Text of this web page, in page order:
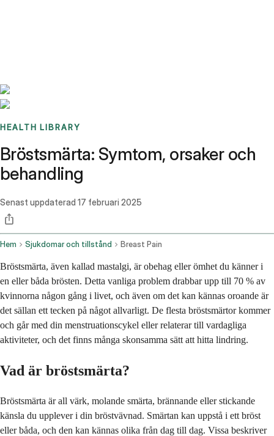
HEALTH LIBRARY
Bröstsmärta: Symtom, orsaker och
behandling
Senast uppdaterad 17 februari 2025
Hem Sjukdomar och tillstånd Breast Pain
Bröstsmärta, även kallad mastalgi, är obehag eller ömhet du känner i
en eller båda brösten. Detta vanliga problem drabbar upp till 70 % av
kvinnorna någon gång i livet, och även om det kan kännas oroande är
det sällan ett tecken på något allvarligt. De flesta bröstsmärtor kommer
och går med din menstruationscykel eller relaterar till vardagliga
aktiviteter, och det finns många skonsamma sätt att hitta lindring.
Vad är bröstsmärta?
Bröstsmärta är all värk, molande smärta, brännande eller stickande
känsla du upplever i din bröstvävnad. Smärtan kan uppstå i ett bröst
eller båda, och den kan kännas olika från dag till dag. Vissa beskriver